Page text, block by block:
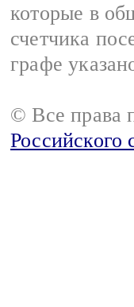
которые в
счетчика
графе
© Все права
Российского